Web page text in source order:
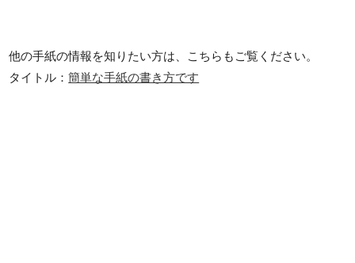
他の手紙の情報を知りたい方は、こちらもご覧ください。
タイトル：簡単な手紙の書き方です